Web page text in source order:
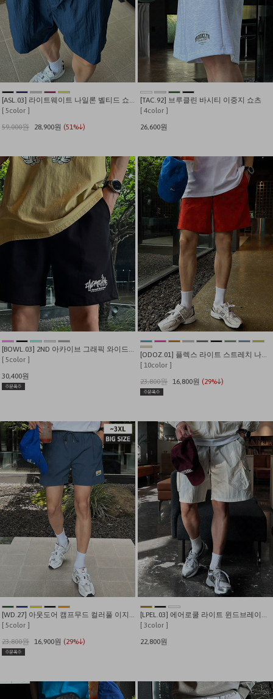
[ASL.03] 라이트웨이트 나일론 벨티드 쇼츠
[ 5color ]
59,000원
28,900원 (51%↓)
[TAC.92] 브루클린 바시티 이중지 쇼츠
[ 4color ]
26,600원
[BOWL.03] 2ND 아카이브 그래픽 와이드 쇼츠
[ 5color ]
30,400원
[ODOZ.01] 플렉스 라이트 스트레치 나일론 7인치 쇼츠
[ 10color ]
23,800원 16,800원 (29%↓)
[WD.27] 아웃도어 캠프무드 컬러풀 이지 쇼츠
[ 5color ]
23,800원 16,900원 (29%↓)
[LPEL.03] 에어로쿨 라이트 윈드브레이커 나일론 카고팬츠
[ 3color ]
22,800원